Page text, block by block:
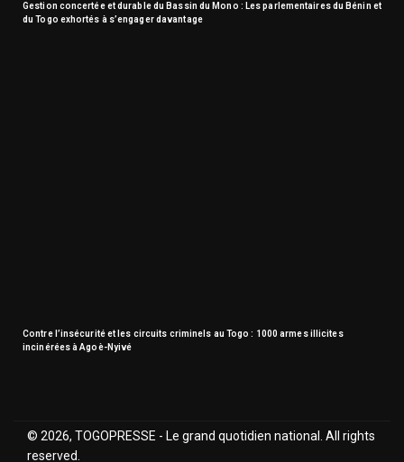
Gestion concertée et durable du Bassin du Mono : Les parlementaires du Bénin et
du Togo exhortés à s’engager davantage
Contre l’insécurité et les circuits criminels au Togo : 1000 armes illicites
incinérées à Agoè-Nyivé
© 2026, TOGOPRESSE - Le grand quotidien national. All rights
reserved.